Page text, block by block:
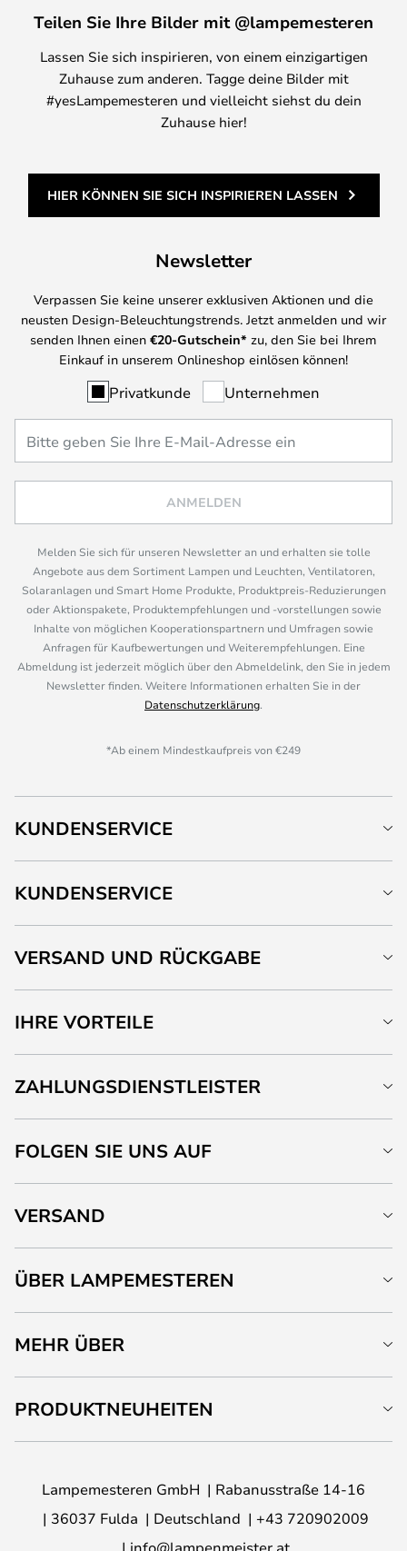
Teilen Sie Ihre Bilder mit @lampemesteren
Lassen Sie sich inspirieren, von einem einzigartigen
Zuhause zum anderen. Tagge deine Bilder mit
#yesLampemesteren und vielleicht siehst du dein
Zuhause hier!
HIER KÖNNEN SIE SICH INSPIRIEREN LASSEN
Newsletter
Verpassen Sie keine unserer exklusiven Aktionen und die
neusten Design-Beleuchtungstrends. Jetzt anmelden und wir
senden Ihnen einen €20-Gutschein* zu, den Sie bei Ihrem
Einkauf in unserem Onlineshop einlösen können!
Privatkunde Unternehmen
ANMELDEN
Melden Sie sich für unseren Newsletter an und erhalten sie tolle
Angebote aus dem Sortiment Lampen und Leuchten, Ventilatoren,
Solaranlagen und Smart Home Produkte, Produktpreis-Reduzierungen
oder Aktionspakete, Produktempfehlungen und -vorstellungen sowie
Inhalte von möglichen Kooperationspartnern und Umfragen sowie
Anfragen für Kaufbewertungen und Weiterempfehlungen. Eine
Abmeldung ist jederzeit möglich über den Abmeldelink, den Sie in jedem
Newsletter finden. Weitere Informationen erhalten Sie in der
Datenschutzerklärung.
*Ab einem Mindestkaufpreis von €249
KUNDENSERVICE
KUNDENSERVICE
VERSAND UND RÜCKGABE
IHRE VORTEILE
ZAHLUNGSDIENSTLEISTER
FOLGEN SIE UNS AUF
VERSAND
ÜBER LAMPEMESTEREN
MEHR ÜBER
PRODUKTNEUHEITEN
Lampemesteren GmbH
Rabanusstraße 14-16
36037 Fulda
Deutschland
+43 720902009
info@lampenmeister.at